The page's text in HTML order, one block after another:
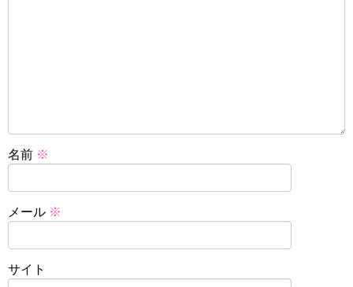
名前 ※
メール ※
サイト